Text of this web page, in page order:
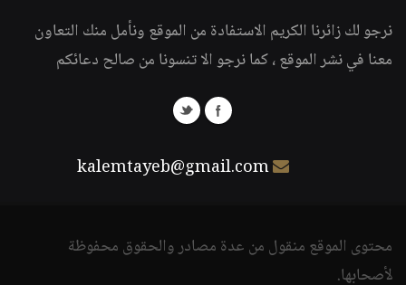
نرجو لك زائرنا الكريم الاستفادة من الموقع ونأمل منك التعاون
معنا في نشر الموقع ، كما نرجو الا تنسونا من صالح دعائكم
kalemtayeb@gmail.com
محتوى الموقع منقول من عدة مصادر والحقوق محفوظة
لأصحابها.